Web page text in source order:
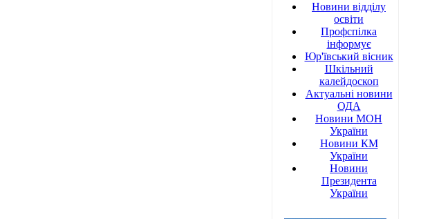
Новини відділу
освіти
Профспілка
інформує
Юр'ївський вісник
Шкільний
калейдоскоп
Актуальні новини
ОДА
Новини МОН
України
Новини КМ
України
Новини
Президента
України